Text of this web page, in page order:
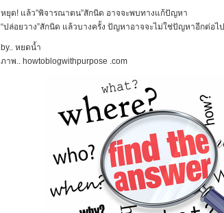
หยุด! แล้ว”พิจารณาตน”สักนิด อาจจะพบทางแก้ปัญหา
“ปล่อยวาง”สักนิด แล้วบางครั้ง ปัญหาอาจจะไม่ใช่ปัญหาอีกต่อไป
by.. หยดน้ำ
ภาพ.. howtoblogwithpurpose .com